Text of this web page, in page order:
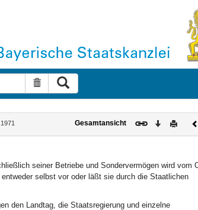
Suche zurücksetzen
Gesamtansicht Download
seiner Betriebe und Sondervermögen wird vom
selbst vor oder läßt sie durch die Staatlichen
den Landtag, die Staatsregierung und einzelne